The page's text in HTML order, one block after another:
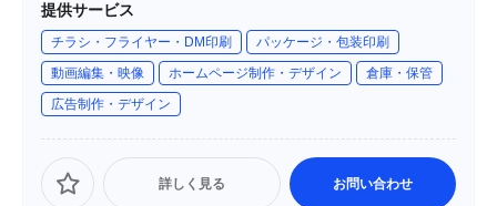
持ち、多岐にわたるサービスで顧客の課題解決を支援して
います。
提供サービス
チラシ・フライヤー・DM印刷
パッケージ・包装印刷
動画編集・映像
ホームページ制作・デザイン
倉庫・保管
広告制作・デザイン
詳しく見る お問い合わせ